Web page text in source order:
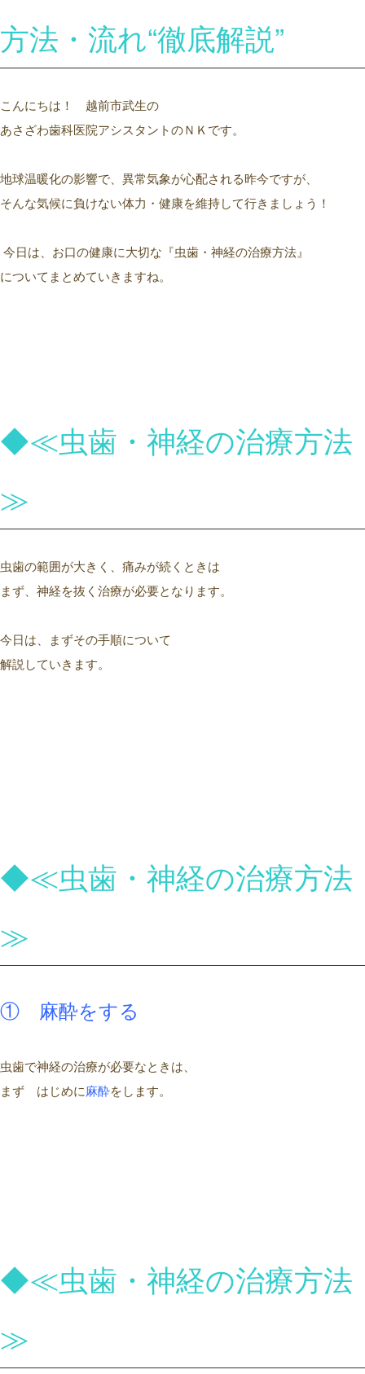
方法・流れ“徹底解説”
こんにちは！ 越前市武生の
あさざわ歯科医院アシスタントのＮＫです。
地球温暖化の影響で、異常気象が心配される昨今ですが、
そんな気候に負けない体力・健康を維持して行きましょう ！
今日は、 お口の健康に大切な 『虫歯・神経の治療方法』
について まとめていきますね。
◆≪虫歯・神経の治療方法
≫
虫歯の範囲が大きく、痛みが続くときは
まず、神経を抜く治療が必要となります。
今日は、まずその手順について
解説していきます。
◆≪虫歯・神経の治療方法
≫
① 麻酔をする
虫歯で神経の治療が必要なときは、
まず はじめに麻酔をします。
◆≪虫歯・神経の治療方法
≫